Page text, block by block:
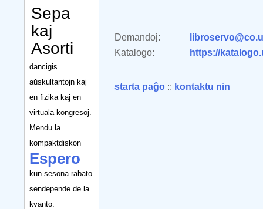
Sepa
kaj
Asorti
dancigis
aŭskultantojn kaj
en fizika kaj en
virtuala kongresoj.
Mendu la
kompaktdiskon
Espero
kun sesona rabato
sendepende de la
kvanto.
Demandoj:
Katalogo:
https://
starta paĝo :: kontaktu nin